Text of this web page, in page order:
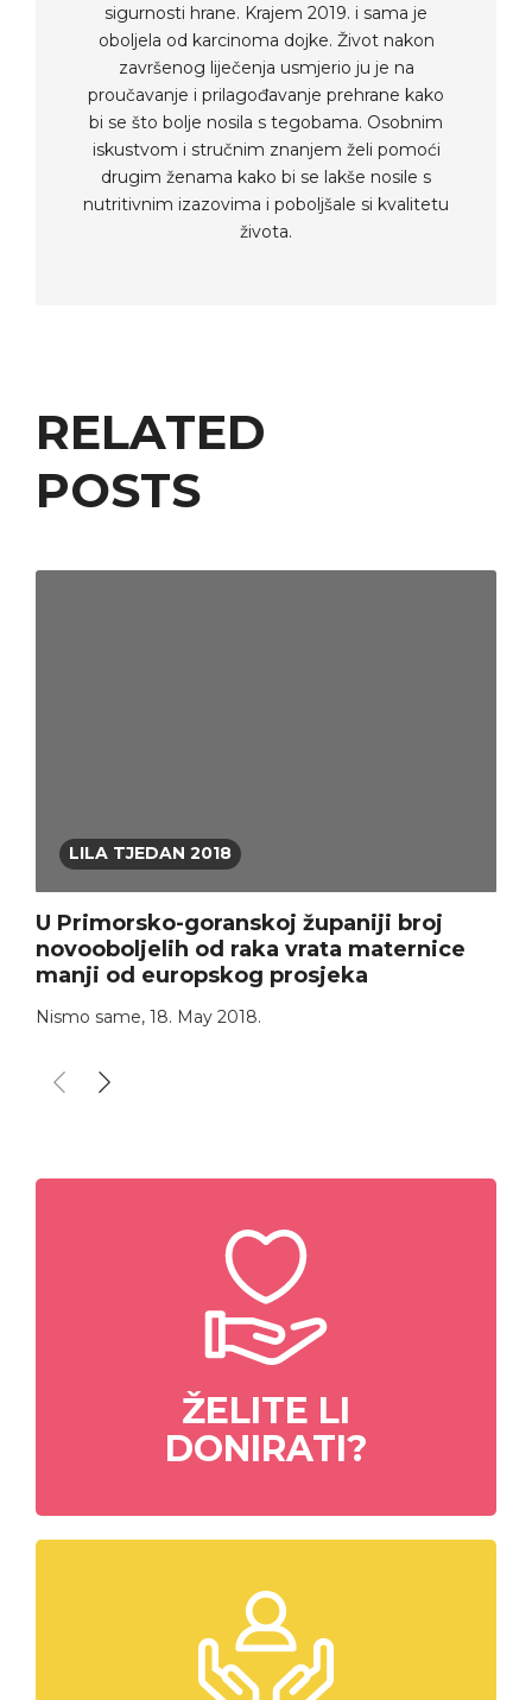
sigurnosti hrane. Krajem 2019. i sama je
oboljela od karcinoma dojke. Život nakon
završenog liječenja usmjerio ju je na
proučavanje i prilagođavanje prehrane kako
bi se što bolje nosila s tegobama. Osobnim
iskustvom i stručnim znanjem želi pomoći
drugim ženama kako bi se lakše nosile s
nutritivnim izazovima i poboljšale si kvalitetu
života.
RELATED
POSTS
LILA TJEDAN 2018
U Primorsko-goranskoj županiji broj
novooboljelih od raka vrata maternice
manji od europskog prosjeka
Nismo same, 18. May 2018.
ŽELITE LI
DONIRATI?